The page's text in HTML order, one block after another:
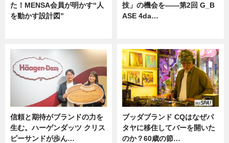
た！MENSA会員が明かす“人
を動かす設計図”
技」の機会を——第2回 G_B
ASE 4da…
信頼と期待がブランドの力を
生む。ハーゲンダッツ クリス
ピーサンドが歩ん…
ブッダブランド CQはなぜパ
タヤに移住してバーを開いた
のか？60歳の節…